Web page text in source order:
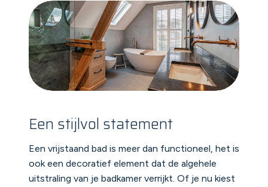
Een stijlvol statement
Een vrijstaand bad is meer dan functioneel, het is
ook een decoratief element dat de algehele
uitstraling van je badkamer verrijkt. Of je nu kiest